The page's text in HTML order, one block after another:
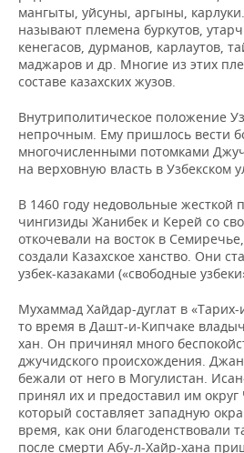
мангыты, уйсуны, аргыны,
называют племена буркутов,
кенегасов, дурманов, карлаутов,
маджаров и др. Многие из этих
составе казахских жузов.
Внутриполитическое положение
непрочным. Ему пришлось вести
многочисленными потомками
на верховную власть в Узбекском
В 1460 году недовольные жесткой
чингизиды Жанибек и Керей со
откочевали на восток в
создали Казахское ханство. Они
узбек-казаками («свободные
Мухаммад Хайдар-дуглат в
то время в Дашт-и-Кипчаке
хан. Он причинял много
джучидского происхождения.
бежали от него в Могулистан.
принял их и предоставил им
который составляет западную
время, как они благоденствовали
после смерти Абу-л-Хайр-хана